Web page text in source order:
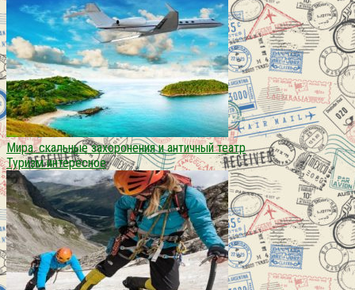
Мира. скальные захоронения и античный театр
Туризм интересное